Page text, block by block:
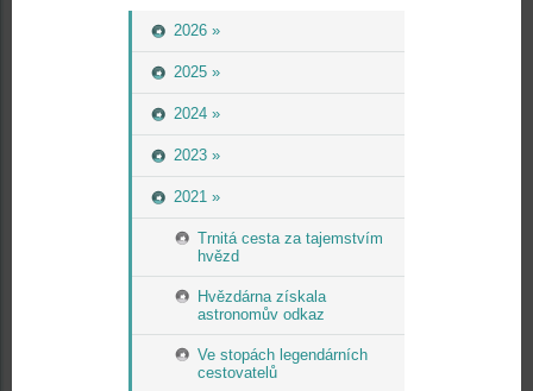
2026 »
2025 »
2024 »
2023 »
2021 »
Trnitá cesta za tajemstvím
hvězd
Hvězdárna získala
astronomův odkaz
Ve stopách legendárních
cestovatelů